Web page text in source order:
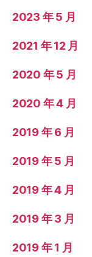
2023 年 5 月
2021 年 12 月
2020 年 5 月
2020 年 4 月
2019 年 6 月
2019 年 5 月
2019 年 4 月
2019 年 3 月
2019 年 1 月